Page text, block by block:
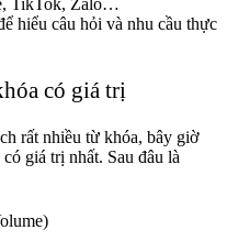
TikTok, Zalo…
hiểu câu hỏi và nhu cầu thực
có giá trị
rất nhiều từ khóa, bây giờ
giá trị nhất. Sau đâu là